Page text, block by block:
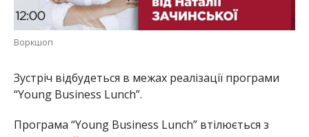
Воркшоп
Зустріч відбудеться в межах реалізації програми
“Young Business Lunch”.
Програма “Young Business Lunch” втілюється з